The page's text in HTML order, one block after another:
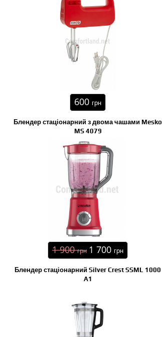
600 грн
Блендер стаціонарний з двома чашами Mesko
MS 4079
1 900грн 1 700 грн
Блендер стаціонарний Silver Crest SSML 1000
A1